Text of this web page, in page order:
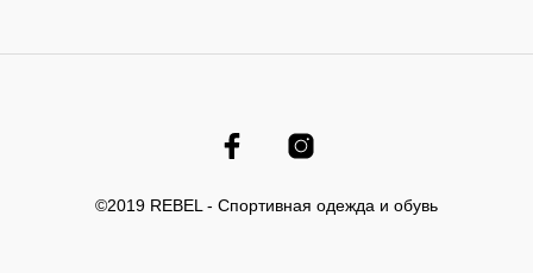
©2019 REBEL - Спортивная одежда и обувь